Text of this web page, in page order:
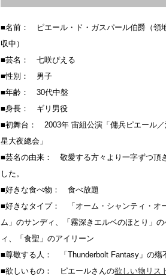
■名前： ピエール・ド・ガスパール伯爵（領
収中）
■芸名： 七咲ぴえる
■性別： 男子
■年齢： 30代中盤
■身長： ギリ男役
■初舞台： 2003年 宙組公演「傭兵ピエール／
星大夜總会」
■芸名の由来： 敬愛する方々より一字ずつ頂
した。
■好きな食べ物： 食べ放題
■好きなタイプ： 「オーム・シャンティ・オ
ム」のサンディ、「霧深きエルベのほとり」の
ィ、「食聖」のアイリーン
■尊敬する人： 「Thunderbolt Fantasy」の殤
■欲しいもの： ピエールさんの欲しい物リス